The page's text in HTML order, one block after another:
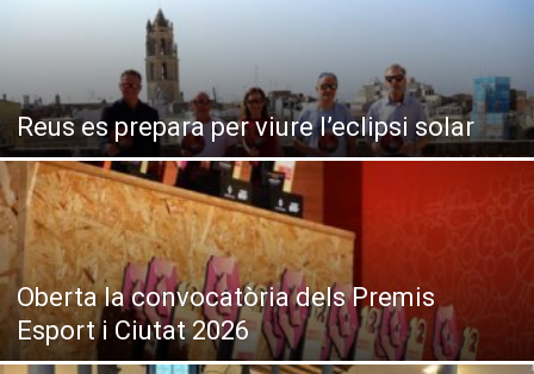
Reus es prepara per viure l’eclipsi solar
Oberta la convocatòria dels Premis
Esport i Ciutat 2026